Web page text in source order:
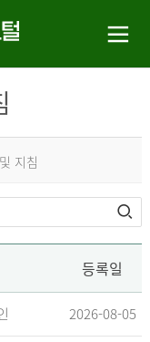
지침
등록일
2026-08-05